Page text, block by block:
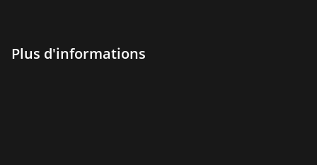
Plus d'informations